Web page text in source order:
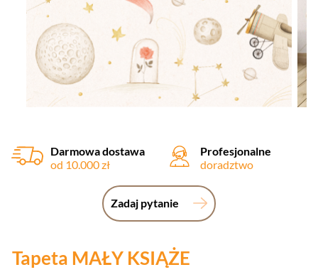
Darmowa dostawa
od 10.000 zł
Profesjonalne
doradztwo
Zadaj pytanie
Tapeta MAŁY KSIĄŻE